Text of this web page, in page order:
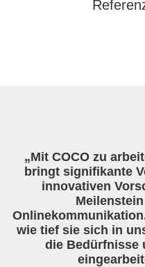
„Mit COCO zu
bringt signifikante
innovativen
wie tief sie sich in
die Bedürfnisse